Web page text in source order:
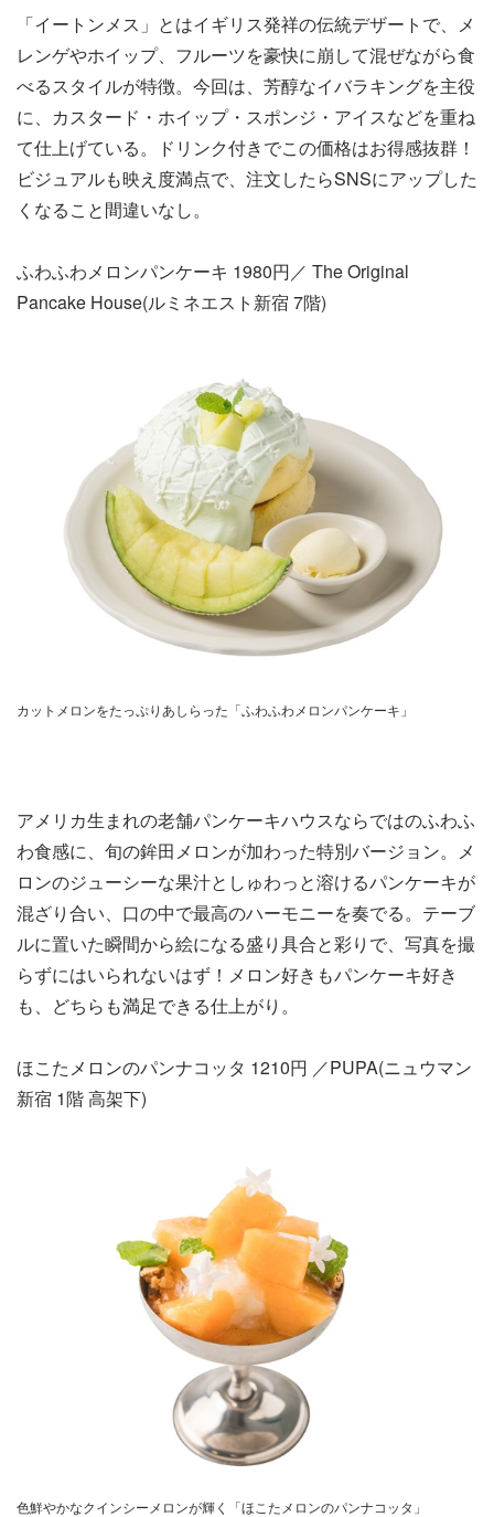
「イートンメス」とはイギリス発祥の伝統デザートで、メ
レンゲやホイップ、フルーツを豪快に崩して混ぜながら食
べるスタイルが特徴。今回は、芳醇なイバラキングを主役
に、カスタード・ホイップ・スポンジ・アイスなどを重ね
て仕上げている。ドリンク付きでこの価格はお得感抜群！
ビジュアルも映え度満点で、注文したらSNSにアップした
くなること間違いなし。
ふわふわメロンパンケーキ 1980円／ The Original
Pancake House(ルミネエスト新宿 7階)
カットメロンをたっぷりあしらった「ふわふわメロンパンケーキ」
アメリカ生まれの老舗パンケーキハウスならではのふわふ
わ食感に、旬の鉾田メロンが加わった特別バージョン。メ
ロンのジューシーな果汁としゅわっと溶けるパンケーキが
混ざり合い、口の中で最高のハーモニーを奏でる。テーブ
ルに置いた瞬間から絵になる盛り具合と彩りで、写真を撮
らずにはいられないはず！メロン好きもパンケーキ好き
も、どちらも満足できる仕上がり。
ほこたメロンのパンナコッタ 1210円 ／PUPA(ニュウマン
新宿 1階 高架下)
色鮮やかなクインシーメロンが輝く「ほこたメロンのパンナコッタ」